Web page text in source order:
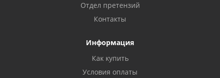
Отдел претензий
Контакты
Информация
Как купить
Условия оплаты